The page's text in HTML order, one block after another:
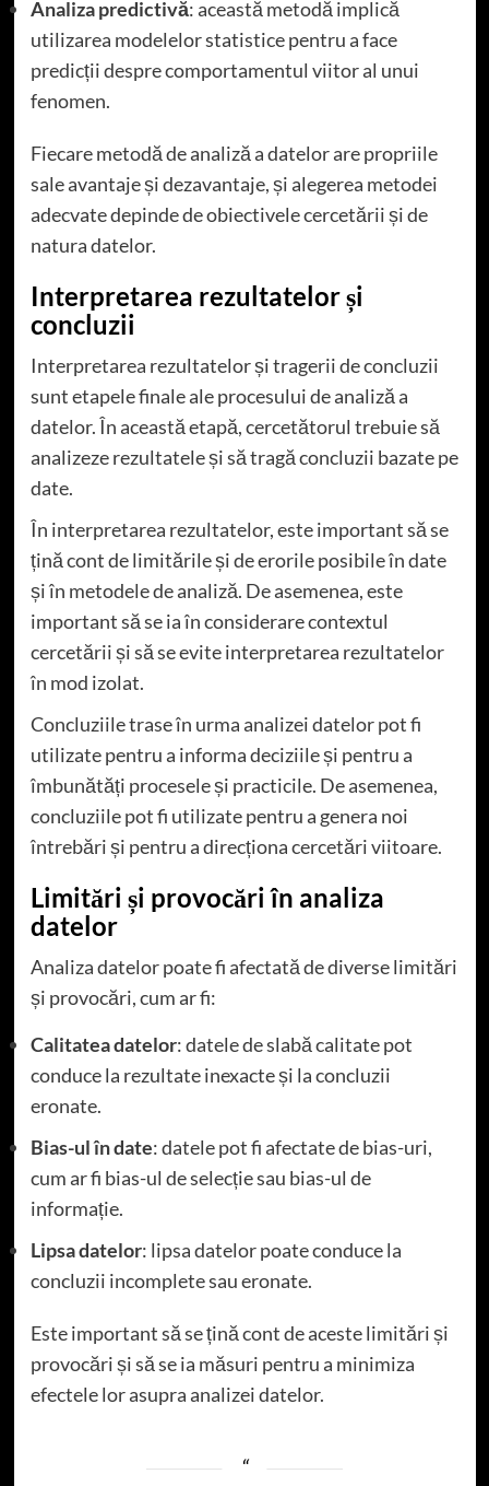
Analiza predictivă: această metodă implică
utilizarea modelelor statistice pentru a face
predicții despre comportamentul viitor al unui
fenomen.
Fiecare metodă de analiză a datelor are propriile
sale avantaje și dezavantaje, și alegerea metodei
adecvate depinde de obiectivele cercetării și de
natura datelor.
Interpretarea rezultatelor și
concluzii
Interpretarea rezultatelor și tragerii de concluzii
sunt etapele finale ale procesului de analiză a
datelor. În această etapă, cercetătorul trebuie să
analizeze rezultatele și să tragă concluzii bazate pe
date.
În interpretarea rezultatelor, este important să se
țină cont de limitările și de erorile posibile în date
și în metodele de analiză. De asemenea, este
important să se ia în considerare contextul
cercetării și să se evite interpretarea rezultatelor
în mod izolat.
Concluziile trase în urma analizei datelor pot fi
utilizate pentru a informa deciziile și pentru a
îmbunătăți procesele și practicile. De asemenea,
concluziile pot fi utilizate pentru a genera noi
întrebări și pentru a direcționa cercetări viitoare.
Limitări și provocări în analiza
datelor
Analiza datelor poate fi afectată de diverse limitări
și provocări, cum ar fi:
Calitatea datelor: datele de slabă calitate pot
conduce la rezultate inexacte și la concluzii
eronate.
Bias-ul în date: datele pot fi afectate de bias-uri,
cum ar fi bias-ul de selecție sau bias-ul de
informație.
Lipsa datelor: lipsa datelor poate conduce la
concluzii incomplete sau eronate.
Este important să se țină cont de aceste limitări și
provocări și să se ia măsuri pentru a minimiza
efectele lor asupra analizei datelor.